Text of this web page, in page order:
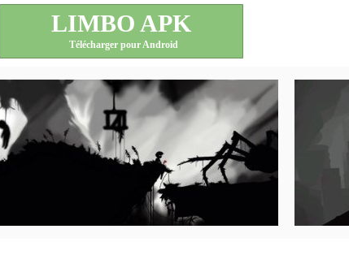
LIMBO APK
Télécharger pour Android